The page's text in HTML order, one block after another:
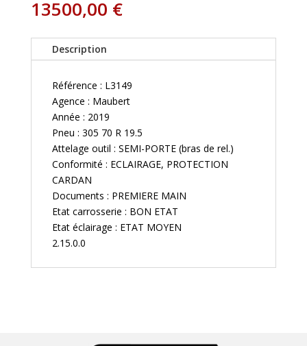
13500,00 €
Description
Référence : L3149
Agence : Maubert
Année : 2019
Pneu : 305 70 R 19.5
Attelage outil : SEMI-PORTE (bras de rel.)
Conformité : ECLAIRAGE, PROTECTION
CARDAN
Documents : PREMIERE MAIN
Etat carrosserie : BON ETAT
Etat éclairage : ETAT MOYEN
2.15.0.0